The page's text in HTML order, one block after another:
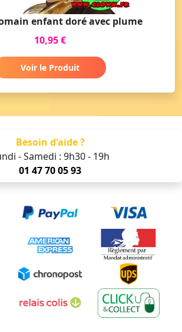
enfant doré avec plume
10,95 €
Voir le Produit
Besoin d'aide ?
- Samedi : 9h30 - 19h
01 47 70 05 93